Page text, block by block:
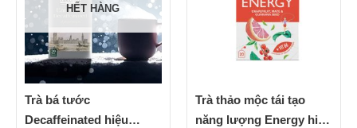
HẾT HÀNG
Trà bá tước
Decaffeinated hiệu
Trà thảo mộc tái tạo
năng lượng Energy hiệu